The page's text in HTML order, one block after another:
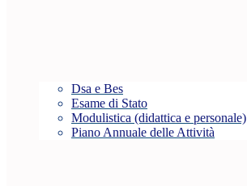
Dsa e Bes
Esame di Stato
Modulistica (didattica e personale)
Piano Annuale delle Attività